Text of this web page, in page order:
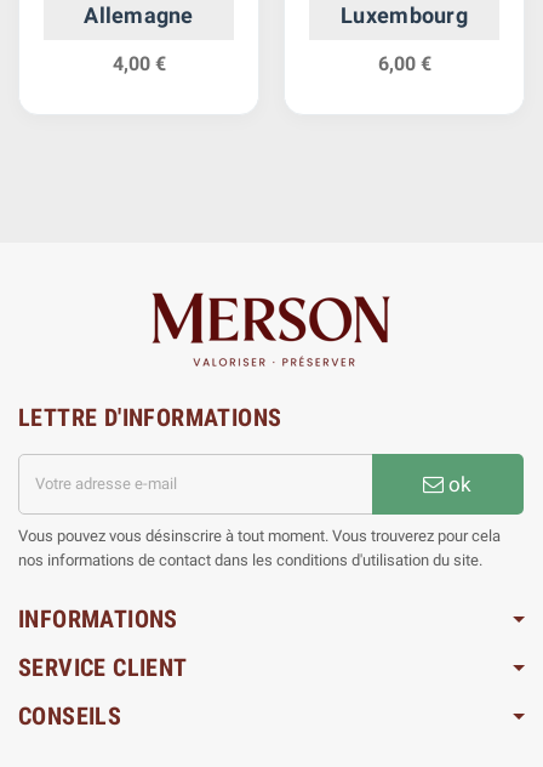
Allemagne
4,00 €
Luxembourg
6,00 €
LETTRE D'INFORMATIONS
ok
Vous pouvez vous désinscrire à tout moment. Vous trouverez pour cela
nos informations de contact dans les conditions d'utilisation du site.
INFORMATIONS
SERVICE CLIENT
CONSEILS